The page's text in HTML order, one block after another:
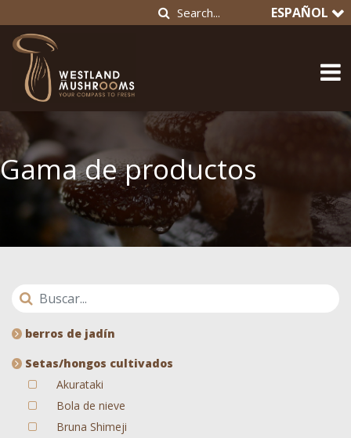
ESPAÑOL
Gama de productos
berros de jadín
Setas/hongos cultivados
Akurataki
Bola de nieve
Bruna Shimeji